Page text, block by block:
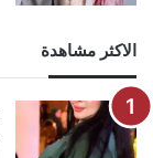
الاكثر مشاهدة